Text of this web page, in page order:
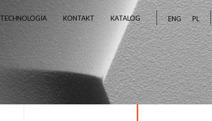
TECHNOLOGIA KONTAKT KATALOG ENG PL